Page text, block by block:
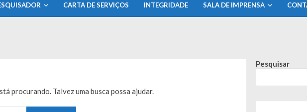
CARTA DE SERVIÇOS INTEGRIDADE SALA DE IMPRENSA
procurando. Talvez uma busca possa ajudar.
Pesquisar